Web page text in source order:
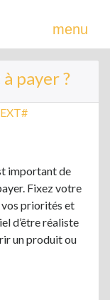
menu
payer ?
important de
Fixez votre
vos priorités et
d’être réaliste
un produit ou